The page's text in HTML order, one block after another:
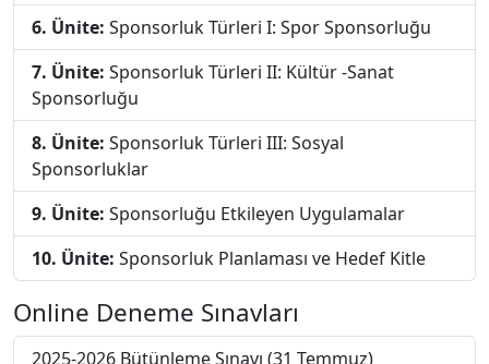
6. Ünite: Sponsorluk Türleri I: Spor Sponsorluğu
7. Ünite: Sponsorluk Türleri II: Kültür -Sanat
Sponsorluğu
8. Ünite: Sponsorluk Türleri III: Sosyal
Sponsorluklar
9. Ünite: Sponsorluğu Etkileyen Uygulamalar
10. Ünite: Sponsorluk Planlaması ve Hedef Kitle
Online Deneme Sınavları
2025-2026 Bütünleme Sınavı (31 Temmuz)